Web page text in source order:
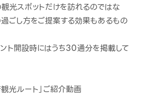
光スポットだけを訪れるのではな
ごし方をご提案する効果もあるもの
ト開設時にはうち30通分を掲載して
観光ルート」ご紹介動画